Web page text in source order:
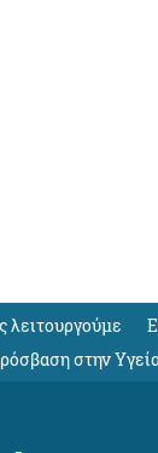
λειτουργούμε
στην